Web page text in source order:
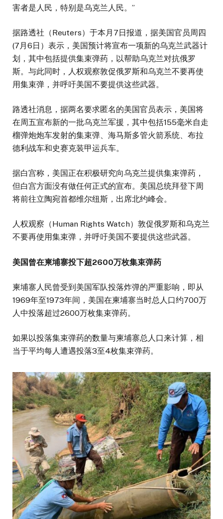
害者是人民，特别是乌克兰人民。”
据路透社（Reuters）于本月7日报道，据美国官员周四
(7月6日）表示，美国预计将宣布一项新的乌克兰武器计
划，其中包括提供集束弹药，以帮助乌克兰对抗俄罗
斯。与此同时，人权观察敦促俄罗斯和乌克兰不要再使
用集束弹，并呼吁美国不要提供这些武器。
路透社消息，据两名要求匿名的美国官员表示，美国将
在周五宣布新的一批乌克兰军援，其中包括155毫米自走
榴弹炮炮车发射的集束弹、海马斯多管火箭系统、布拉
德利战车和史赛克装甲运兵车。
据白宫称，美国正在积极研究向乌克兰提供集束弹药，
但白宫方面没有做任何正式的宣布。美国总统拜登下周
将前往立陶宛首都维尔纽斯，出席北约峰会。
人权观察（Human Rights Watch）敦促俄罗斯和乌克兰
不要再使用集束弹，并呼吁美国不要提供这些武器。
美国曾在柬埔寨投下超2600万枚集束弹药
柬埔寨人民曾受到美国军队投落炸弹的严重影响，即从
1969年至1973年间，美国在柬埔寨当时总人口约700万
人中投落超过2600万枚集束弹药。
如果以投落集束弹药的数量与柬埔寨总人口来计算，相
当于平均每人遭遇投落3至4枚集束弹药。